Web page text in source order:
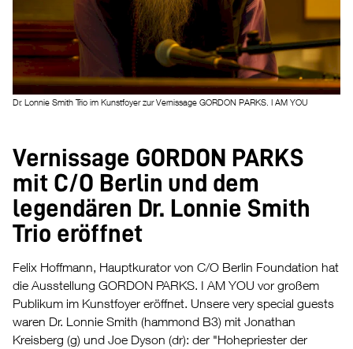
Dr. Lonnie Smith Trio im Kunstfoyer zur Vernissage GORDON PARKS. I AM YOU
Vernissage GORDON PARKS
mit C/O Berlin und dem
legendären Dr. Lonnie Smith
Trio eröffnet
Felix Hoffmann, Hauptkurator von C/O Berlin Foundation hat
die Ausstellung GORDON PARKS. I AM YOU vor großem
Publikum im Kunstfoyer eröffnet. Unsere very special guests
waren Dr. Lonnie Smith (hammond B3) mit Jonathan
Kreisberg (g) und Joe Dyson (dr): der "Hohepriester der